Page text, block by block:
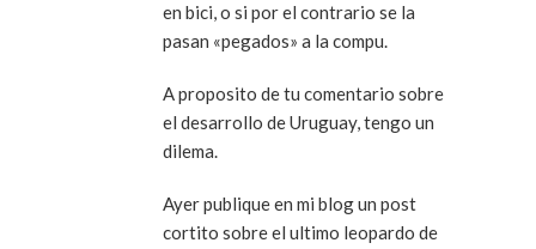
en bici, o si por el contrario se la
pasan «pegados» a la compu.
A proposito de tu comentario sobre
el desarrollo de Uruguay, tengo un
dilema.
Ayer publique en mi blog un post
cortito sobre el ultimo leopardo de